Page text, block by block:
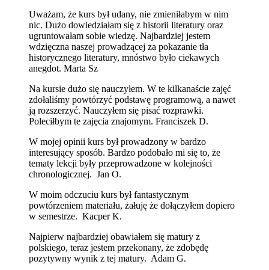
Uważam, że kurs był udany, nie zmieniłabym w nim
nic. Dużo dowiedziałam się z historii literatury oraz
ugruntowałam sobie wiedzę. Najbardziej jestem
wdzięczna naszej prowadzącej za pokazanie tła
historycznego literatury, mnóstwo było ciekawych
anegdot. Marta Sz
Na kursie dużo się nauczyłem. W te kilkanaście zajęć
zdołaliśmy powtórzyć podstawę programową, a nawet
ją rozszerzyć. Nauczyłem się pisać rozprawki.
Poleciłbym te zajęcia znajomym. Franciszek D.
W mojej opinii kurs był prowadzony w bardzo
interesujący sposób. Bardzo podobało mi się to, że
tematy lekcji były przeprowadzone w kolejności
chronologicznej. Jan O.
W moim odczuciu kurs był fantastycznym
powtórzeniem materiału, żałuję że dołączyłem dopiero
w semestrze. Kacper K.
Najpierw najbardziej obawiałem się matury z
polskiego, teraz jestem przekonany, że zdobędę
pozytywny wynik z tej matury. Adam G.